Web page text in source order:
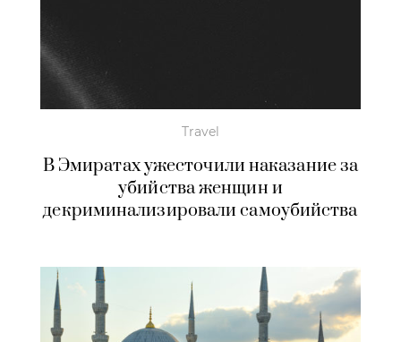
Travel
В Эмиратах ужесточили наказание за
убийства женщин и
декриминализировали самоубийства